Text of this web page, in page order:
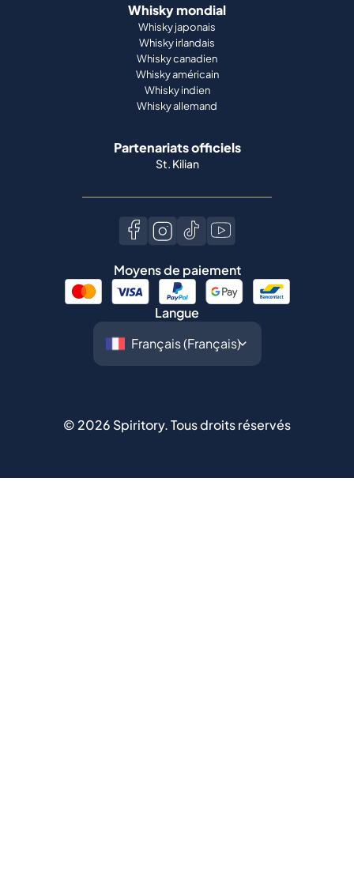
Whisky mondial
Whisky japonais
Whisky irlandais
Whisky canadien
Whisky américain
Whisky indien
Whisky allemand
Partenariats officiels
St. Kilian
Moyens de paiement
Langue
© 2026 Spiritory.Tous droits réservés